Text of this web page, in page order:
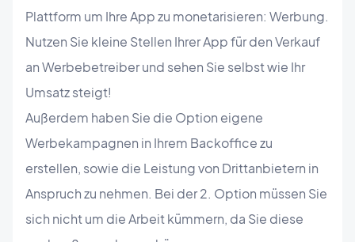
Plattform um Ihre App zu monetarisieren: Werbung.
Nutzen Sie kleine Stellen Ihrer App für den Verkauf
an Werbebetreiber und sehen Sie selbst wie Ihr
Umsatz steigt!
Außerdem haben Sie die Option eigene
Werbekampagnen in Ihrem Backoffice zu
erstellen, sowie die Leistung von Drittanbietern in
Anspruch zu nehmen. Bei der 2. Option müssen Sie
sich nicht um die Arbeit kümmern, da Sie diese